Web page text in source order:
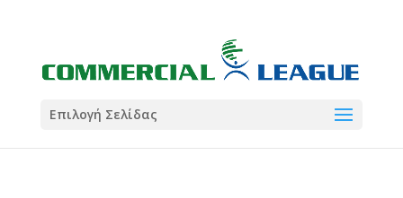
Coral
Σωματείο ΣΟΛ
Coral
5
Επιλογή Σελίδας